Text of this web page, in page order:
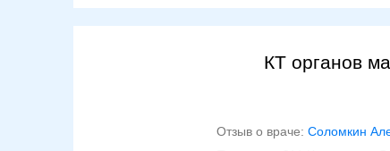
КТ органов
Отзыв о враче: Соломкин